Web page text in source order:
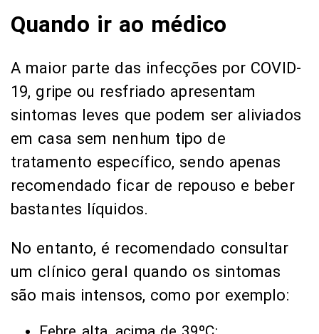
Quando ir ao médico
A maior parte das infecções por COVID-
19, gripe ou resfriado apresentam
sintomas leves que podem ser aliviados
em casa sem nenhum tipo de
tratamento específico, sendo apenas
recomendado ficar de repouso e beber
bastantes líquidos.
No entanto, é recomendado consultar
um clínico geral quando os sintomas
são mais intensos, como por exemplo: